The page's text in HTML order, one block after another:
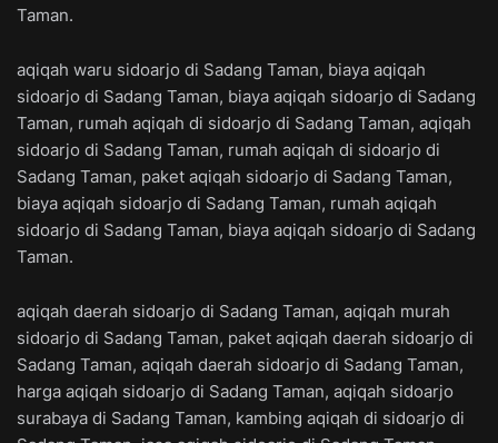
Taman.
aqiqah waru sidoarjo di Sadang Taman, biaya aqiqah
sidoarjo di Sadang Taman, biaya aqiqah sidoarjo di Sadang
Taman, rumah aqiqah di sidoarjo di Sadang Taman, aqiqah
sidoarjo di Sadang Taman, rumah aqiqah di sidoarjo di
Sadang Taman, paket aqiqah sidoarjo di Sadang Taman,
biaya aqiqah sidoarjo di Sadang Taman, rumah aqiqah
sidoarjo di Sadang Taman, biaya aqiqah sidoarjo di Sadang
Taman.
aqiqah daerah sidoarjo di Sadang Taman, aqiqah murah
sidoarjo di Sadang Taman, paket aqiqah daerah sidoarjo di
Sadang Taman, aqiqah daerah sidoarjo di Sadang Taman,
harga aqiqah sidoarjo di Sadang Taman, aqiqah sidoarjo
surabaya di Sadang Taman, kambing aqiqah di sidoarjo di